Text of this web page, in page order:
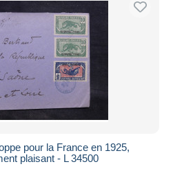
pour la France en 1925,
plaisant - L 34500